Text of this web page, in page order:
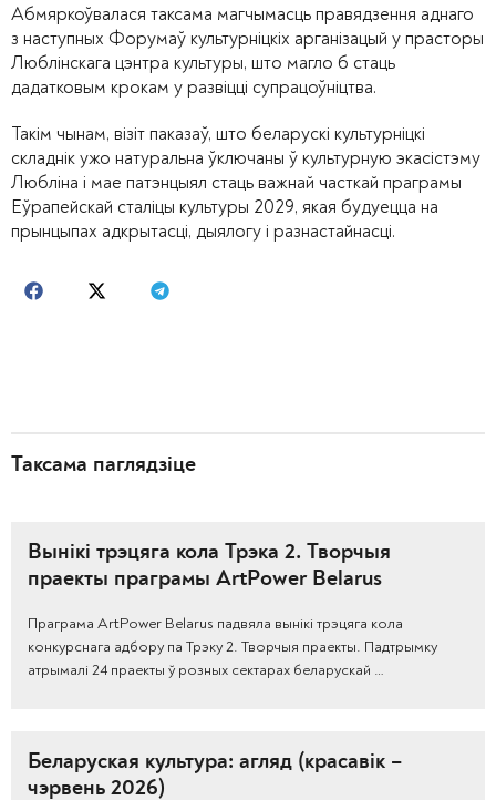
Абмяркоўвалася таксама магчымасць правядзення аднаго
з наступных Форумаў культурніцкіх арганізацый у прасторы
Люблінскага цэнтра культуры, што магло б стаць
дадатковым крокам у развіцці супрацоўніцтва.
Такім чынам, візіт паказаў, што беларускі культурніцкі
складнік ужо натуральна ўключаны ў культурную экасістэму
Любліна і мае патэнцыял стаць важнай часткай праграмы
Еўрапейскай сталіцы культуры 2029, якая будуецца на
прынцыпах адкрытасці, дыялогу і разнастайнасці.
Таксама паглядзіце
Вынікі трэцяга кола Трэка 2. Творчыя
праекты праграмы ArtPower Belarus
Праграма ArtPower Belarus падвяла вынікі трэцяга кола
конкурснага адбору па Трэку 2. Творчыя праекты. Падтрымку
атрымалі 24 праекты ў розных сектарах беларускай …
Беларуская культура: агляд (красавік –
чэрвень 2026)